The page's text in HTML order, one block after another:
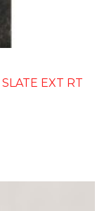
EXT RT